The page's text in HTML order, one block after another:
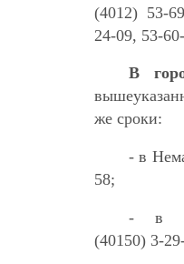
(4012) 53-
24-09, 53-
В
же сроки:
- в
58;
- в
(40150) 3-